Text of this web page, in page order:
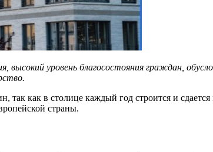
уровень благосостояния граждан,
как в столице каждый год строится и
страны.